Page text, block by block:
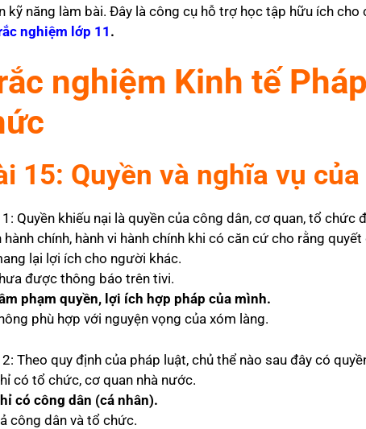
kỹ năng làm bài. Đây là công cụ hỗ trợ học tập hữu ích
nghiệm lớp 11.
nghiệm Kinh tế
15: Quyền và nghĩa vụ
1: Quyền khiếu nại là quyền của công dân, cơ quan, tổ
hành chính, hành vi hành chính khi có căn cứ cho rằng
lại lợi ích cho người khác.
được thông báo trên tivi.
phạm quyền, lợi ích hợp pháp của mình.
phù hợp với nguyện vọng của xóm làng.
2: Theo quy định của pháp luật, chủ thể nào sau đây có
có tổ chức, cơ quan nhà nước.
có công dân (cá nhân).
công dân và tổ chức.